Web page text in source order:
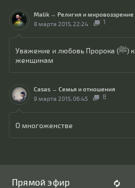
Malik → Религия и мировоззрение
8 марта 2015, 22:24
1
Уважение и любовь Пророка (ﷺ) к
женщинам
Casas → Семья и отношения
9 марта 2015, 06:45
8
О многоженстве
Прямой эфир